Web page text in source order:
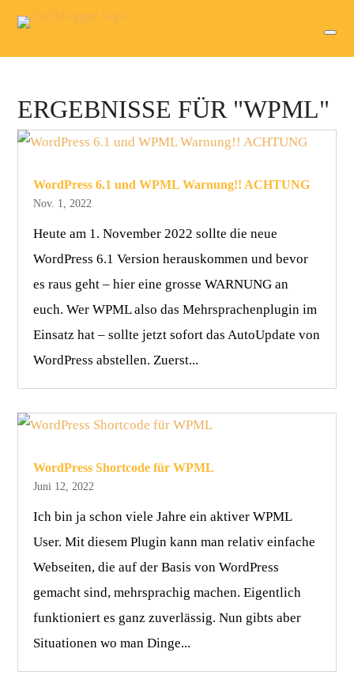
ERGEBNISSE FÜR "WPML"
WordPress 6.1 und WPML Warnung!! ACHTUNG
Nov. 1, 2022
Heute am 1. November 2022 sollte die neue
WordPress 6.1 Version herauskommen und bevor
es raus geht – hier eine grosse WARNUNG an
euch. Wer WPML also das Mehrsprachenplugin im
Einsatz hat – sollte jetzt sofort das AutoUpdate von
WordPress abstellen. Zuerst...
WordPress Shortcode für WPML
Juni 12, 2022
Ich bin ja schon viele Jahre ein aktiver WPML
User. Mit diesem Plugin kann man relativ einfache
Webseiten, die auf der Basis von WordPress
gemacht sind, mehrsprachig machen. Eigentlich
funktioniert es ganz zuverlässig. Nun gibts aber
Situationen wo man Dinge...